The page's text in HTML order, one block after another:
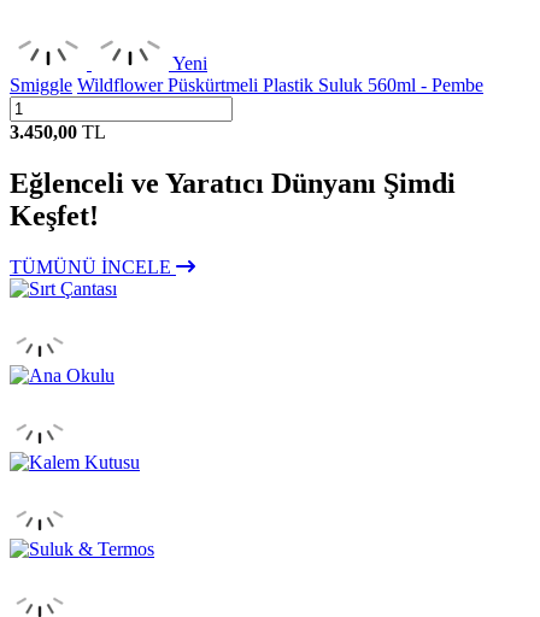
Yeni
Smiggle Wildflower Püskürtmeli Plastik Suluk 560ml - Pembe
3.450,00 TL
Eğlenceli ve Yaratıcı Dünyanı Şimdi
Keşfet!
TÜMÜNÜ İNCELE